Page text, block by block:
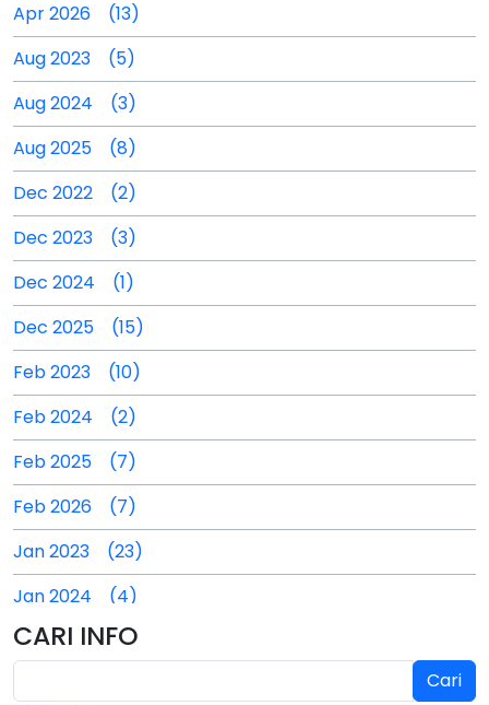
Apr 2026 (13)
Aug 2023 (5)
Aug 2024 (3)
Aug 2025 (8)
Dec 2022 (2)
Dec 2023 (3)
Dec 2024 (1)
Dec 2025 (15)
Feb 2023 (10)
Feb 2024 (2)
Feb 2025 (7)
Feb 2026 (7)
Jan 2023 (23)
Jan 2024 (4)
Jan 2025 (4)
CARI INFO
Cari